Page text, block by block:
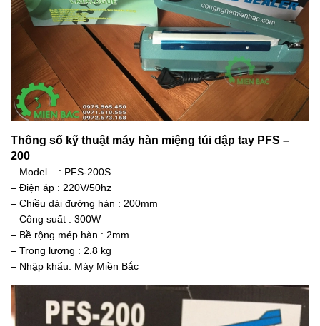
Thông số kỹ thuật máy hàn miệng túi dập tay PFS –
200
– Model : PFS-200S
– Điện áp : 220V/50hz
– Chiều dài đường hàn : 200mm
– Công suất : 300W
– Bề rộng mép hàn : 2mm
– Trọng lượng : 2.8 kg
– Nhập khẩu: Máy Miền Bắc